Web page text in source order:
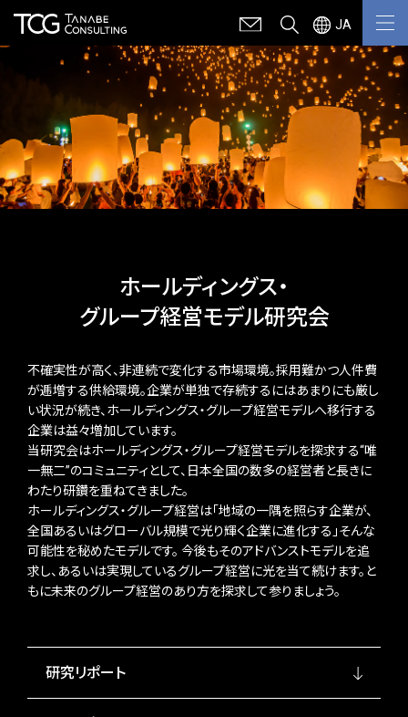
JA
ホールディングス・
グループ経営モデル研究会
不確実性が高く、非連続で変化する市場環境。採用難かつ人件費
が逓増する供給環境。企業が単独で存続するにはあまりにも厳し
い状況が続き、ホールディングス・グループ経営モデルへ移行する
企業は益々増加しています。
当研究会はホールディングス・グループ経営モデルを探求する“唯
一無二”のコミュニティとして、日本全国の数多の経営者と長きに
わたり研鑽を重ねてきました。
ホールディングス・グループ経営は「地域の一隅を照らす企業が、
全国あるいはグローバル規模で光り輝く企業に進化する」そんな
可能性を秘めたモデルです。 今後もそのアドバンストモデルを追
求し、あるいは実現しているグループ経営に光を当て続けます。と
もに未来のグループ経営のあり方を探求して参りましょう。
研究リポート